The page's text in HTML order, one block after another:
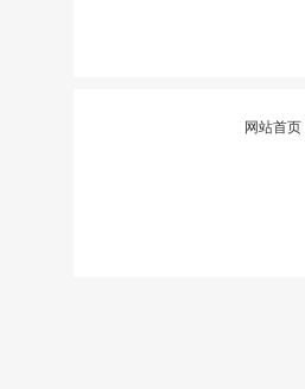
网站首页